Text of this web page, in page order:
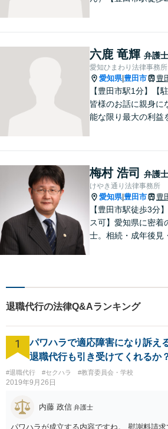
ます。【分割払い対
ラス利用可能】費用
安はご相談ください
六鹿 竜輝 弁護士
愛知ひまわり法律事務所
愛知県| 豊田市 豊
【豊田市駅1分】【
皆様のお話に親身に
能な限り最大の利益
お困りの方はなんで
ください。先を見据
策をご提案いたしま
梅村 浩司 弁護士
けやき通り法律事務所
愛知県| 豊田市 豊
【豊田市駅徒歩3分
ス可】愛知県に密着
士。相続・成年後見
談ください。【駐車
退職代行の法律Q&Aランキング
1
パワハラで適応障害になり訴え
退職代行も引き受けてくれるか
#退職代行 #セクハラ #教育委員会・学校
2019年9月26日
内藤 政信 弁護士
パワハラが成立する内容ですね。 慰謝料請